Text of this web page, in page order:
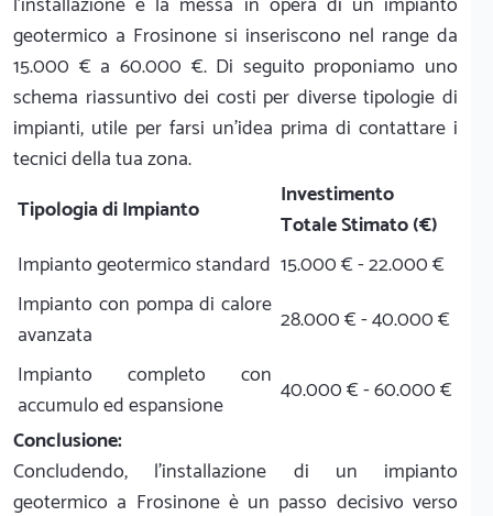
geotermico a Frosinone si inseriscono nel range da
15.000 € a 60.000 €. Di seguito proponiamo uno
schema riassuntivo dei costi per diverse tipologie di
impianti, utile per farsi un'idea prima di contattare i
tecnici della tua zona.
Tipologia di Impianto
Investimento
Totale Stimato (€)
Impianto geotermico standard 15.000 € - 22.000 €
Impianto con pompa di calore
avanzata
28.000 € - 40.000 €
Impianto completo con
accumulo ed espansione
40.000 € - 60.000 €
Conclusione:
Concludendo, l'installazione di un impianto
geotermico a Frosinone è un passo decisivo verso